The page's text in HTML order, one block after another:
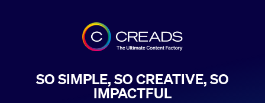
SO SIMPLE, SO CREATIVE, SO
IMPACTFUL